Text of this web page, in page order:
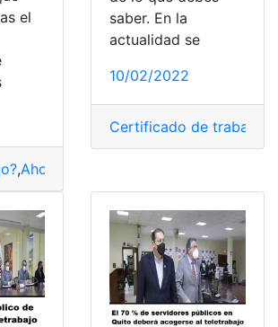
el
,Ahorros
saber. En la
actualidad se
10/02/2022
Certificado de trabajo